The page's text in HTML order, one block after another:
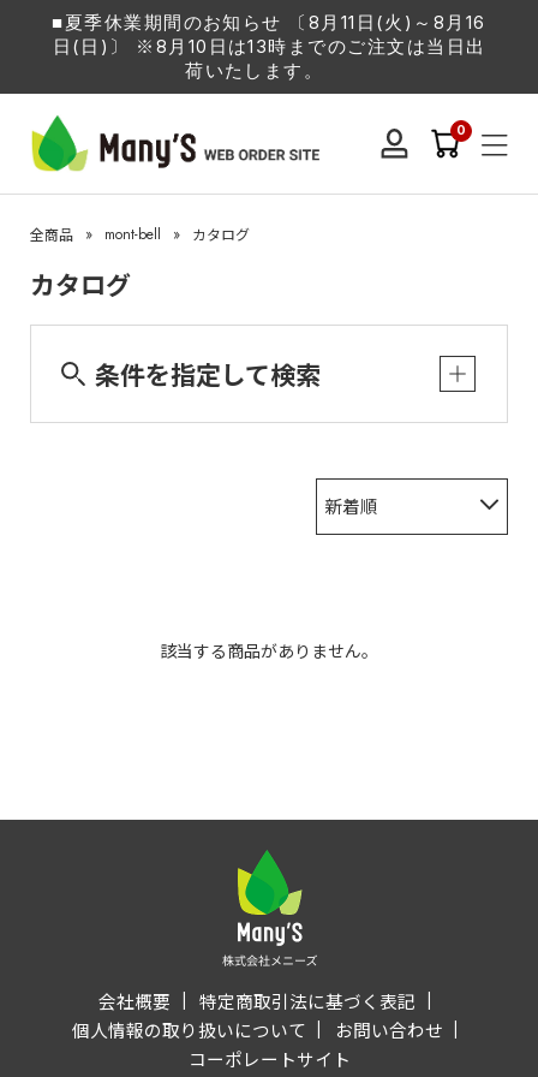
■夏季休業期間のお知らせ 〔8月11日(火)～8月16
日(日)〕 ※8月10日は13時までのご注文は当日出
荷いたします。
0
全商品 » mont-bell » カタログ
カタログ
条件を指定して検索
新着順
該当する商品がありません。
会社概要
特定商取引法に基づく表記
個人情報の取り扱いについて
お問い合わせ
コーポレートサイト